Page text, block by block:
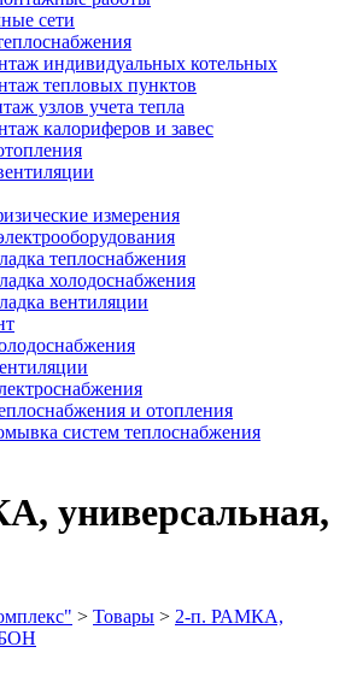
сети
индивидуальных котельных
тепловых пунктов
узлов учета тепла
калориферов и завес
измерения
теплоснабжения
холодоснабжения
вентиляции
и отопления
систем теплоснабжения
универсальная,
> Товары > 2-п. РАМКА,